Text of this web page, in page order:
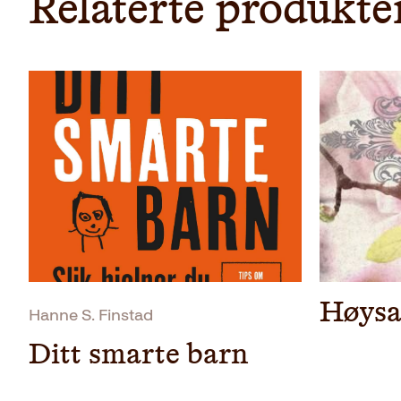
Relaterte
Hanne S. Finstad
Ditt smarte barn